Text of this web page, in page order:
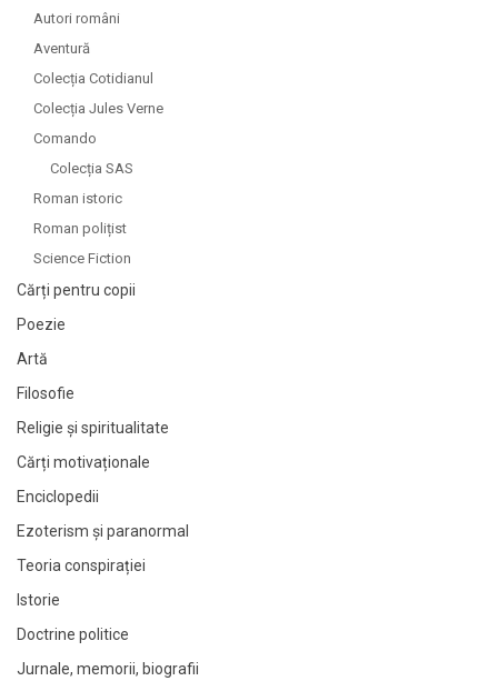
Autori români
Aventură
Colecția Cotidianul
Colecția Jules Verne
Comando
Colecția SAS
Roman istoric
Roman polițist
Science Fiction
Cărți pentru copii
Poezie
Artă
Filosofie
Religie și spiritualitate
Cărți motivaționale
Enciclopedii
Ezoterism și paranormal
Teoria conspirației
Istorie
Doctrine politice
Jurnale, memorii, biografii